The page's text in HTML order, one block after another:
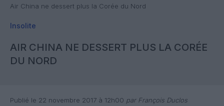
Air China ne dessert plus la Corée du Nord
Insolite
AIR CHINA NE DESSERT PLUS LA CORÉE
DU NORD
Publié le 22 novembre 2017 à 12h00 par François Duclos